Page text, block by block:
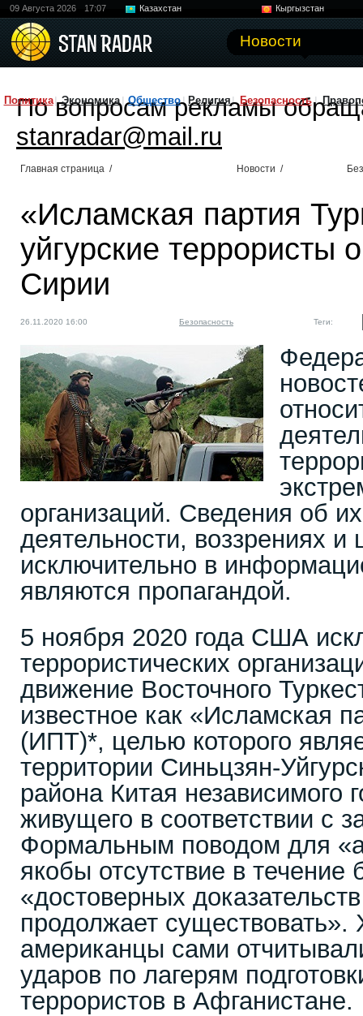
09 Августа 2026 17:07 Казахстан
Кыргызстан
Новости
Политика Экономика Общество Религия Безопасность
По вопросам рекламы
stanradar@mail.ru
Главная страница / Новости /
«Исламская партия
уйгурские террористы
Сирии
26.11.2020 16:00 Безопасность Теги:
организаций. Сведения об
деятельности, воззрениях и
исключительно в
являются пропагандой.
5 ноября 2020 года США
террористических
движение Восточного
известное как «Исламская
(ИПТ)*, целью которого
территории Синьцзян-
района Китая независимого
живущего в соответствии с
Формальным поводом для
якобы отсутствие в течение
«достоверных
продолжает существовать».
американцы сами
ударов по лагерям
террористов в Афганистане.